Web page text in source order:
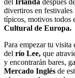
del Irlanda despues
divertiros en festivales
típicos, motivos todos
Cultural de Europa.
Para empezar tu visita
del río Lee, que
y encontrarán bares,
Mercado Inglés de